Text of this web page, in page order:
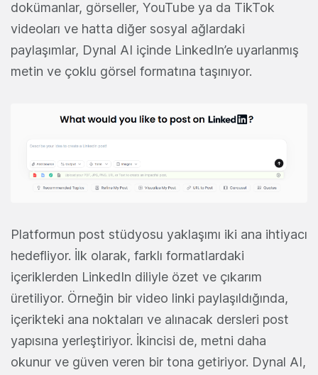
dokümanlar, görseller, YouTube ya da TikTok
videoları ve hatta diğer sosyal ağlardaki
paylaşımlar, Dynal AI içinde LinkedIn’e uyarlanmış
metin ve çoklu görsel formatına taşınıyor.
Platformun post stüdyosu yaklaşımı iki ana ihtiyacı
hedefliyor. İlk olarak, farklı formatlardaki
içeriklerden LinkedIn diliyle özet ve çıkarım
üretiliyor. Örneğin bir video linki paylaşıldığında,
içerikteki ana noktaları ve alınacak dersleri post
yapısına yerleştiriyor. İkincisi de, metni daha
okunur ve güven veren bir tona getiriyor. Dynal AI,